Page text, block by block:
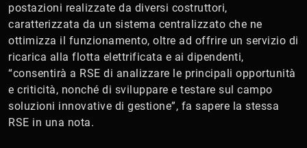
postazioni realizzate da diversi costruttori,
caratterizzata da un sistema centralizzato che ne
ottimizza il funzionamento, oltre ad offrire un servizio di
ricarica alla flotta elettrificata e ai dipendenti,
“consentirà a RSE di analizzare le principali opportunità
e criticità, nonché di sviluppare e testare sul campo
soluzioni innovative di gestione”, fa sapere la stessa
RSE in una nota.